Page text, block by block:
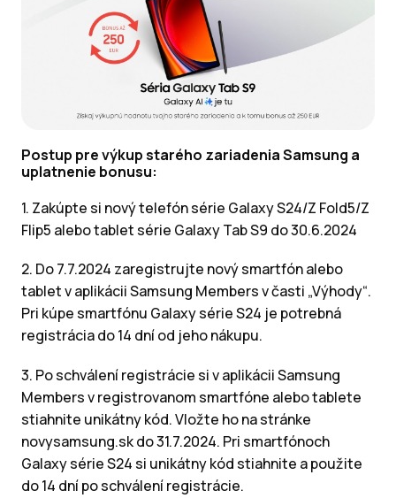
Postup pre výkup starého zariadenia Samsung a
uplatnenie bonusu:
1. Zakúpte si nový telefón série Galaxy S24/Z Fold5/Z
Flip5 alebo tablet série Galaxy Tab S9 do 30.6.2024
2. Do 7.7.2024 zaregistrujte nový smartfón alebo
tablet v aplikácii Samsung Members v časti „Výhody“.
Pri kúpe smartfónu Galaxy série S24 je potrebná
registrácia do 14 dní od jeho nákupu.
3. Po schválení registrácie si v aplikácii Samsung
Members v registrovanom smartfóne alebo tablete
stiahnite unikátny kód. Vložte ho na stránke
novysamsung.sk do 31.7.2024. Pri smartfónoch
Galaxy série S24 si unikátny kód stiahnite a použite
do 14 dní po schválení registrácie.